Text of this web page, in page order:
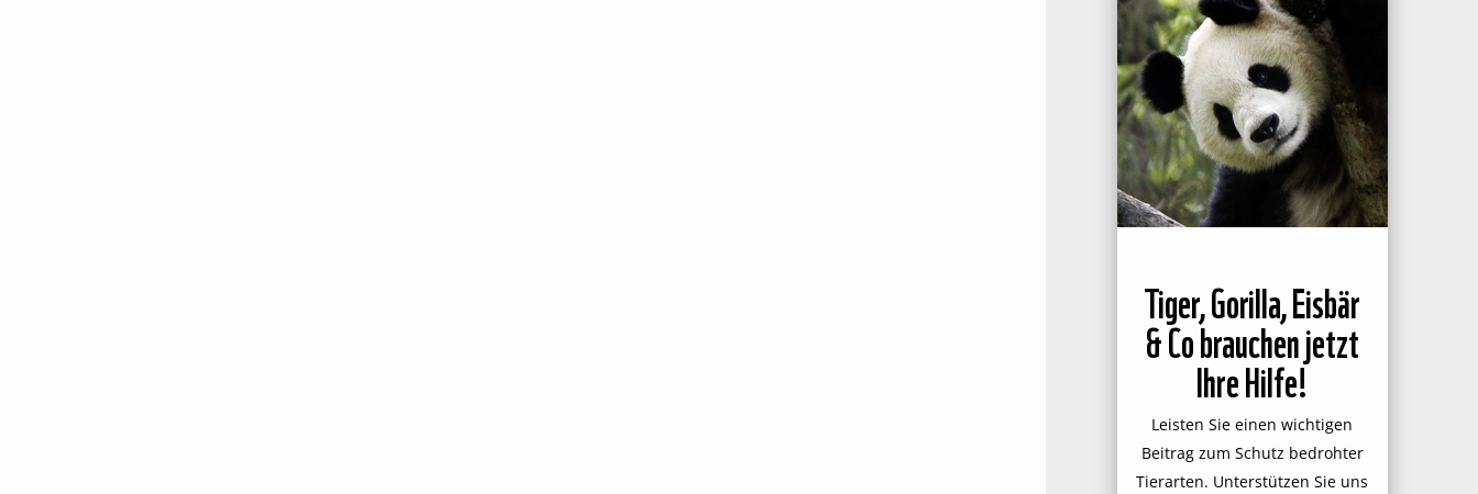
Tiger, Gorilla, Eisbär
& Co brauchen jetzt
Ihre Hilfe!
Leisten Sie einen wichtigen
Beitrag zum Schutz bedrohter
Tierarten. Unterstützen Sie uns